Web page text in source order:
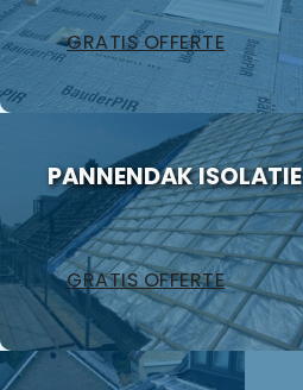
GRATIS OFFERTE
PANNENDAK ISOLATIE
GRATIS OFFERTE